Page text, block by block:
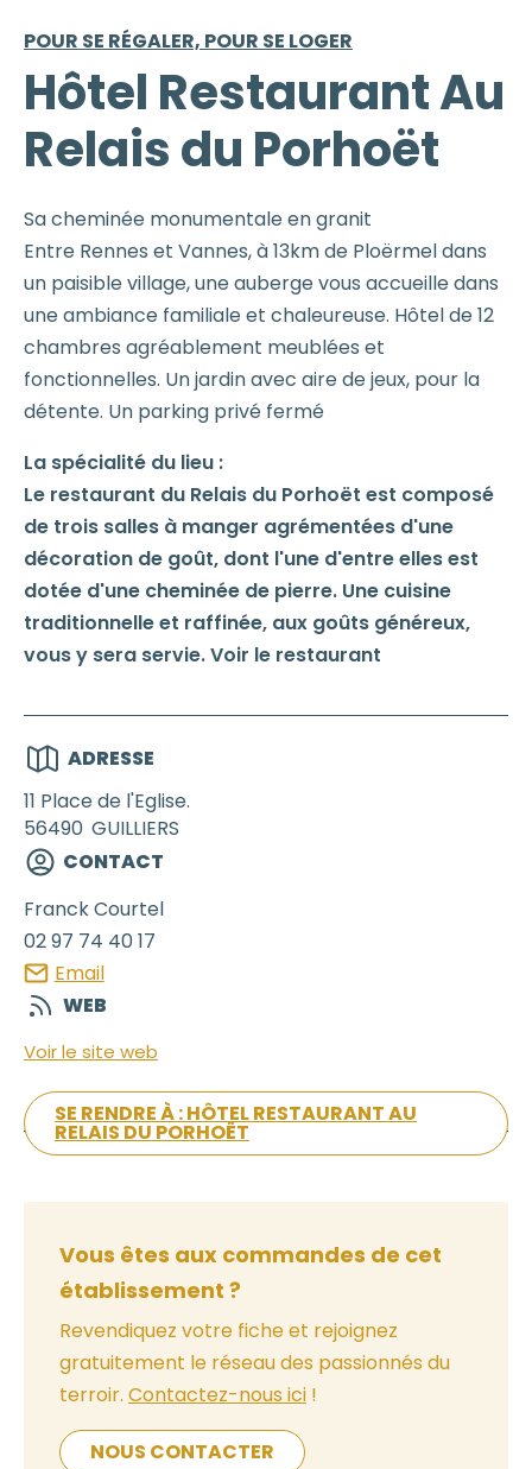
POUR SE RÉGALER, POUR SE LOGER
Hôtel Restaurant Au
Relais du Porhoët
Sa cheminée monumentale en granit
Entre Rennes et Vannes, à 13km de Ploërmel dans
un paisible village, une auberge vous accueille dans
une ambiance familiale et chaleureuse. Hôtel de 12
chambres agréablement meublées et
fonctionnelles. Un jardin avec aire de jeux, pour la
détente. Un parking privé fermé
La spécialité du lieu :
Le restaurant du Relais du Porhoët est composé
de trois salles à manger agrémentées d'une
décoration de goût, dont l'une d'entre elles est
dotée d'une cheminée de pierre. Une cuisine
traditionnelle et raffinée, aux goûts généreux,
vous y sera servie. Voir le restaurant
ADRESSE
11 Place de l'Eglise.
56490 GUILLIERS
CONTACT
FranckCourtel
02 97 74 40 17
Email
WEB
Voir le site web
SE RENDRE À : HÔTEL RESTAURANT AU
RELAIS DU PORHOËT
Vous êtes aux commandes de cet
établissement ?
Revendiquez votre fiche et rejoignez
gratuitement le réseau des passionnés du
terroir. Contactez-nous ici !
NOUS CONTACTER